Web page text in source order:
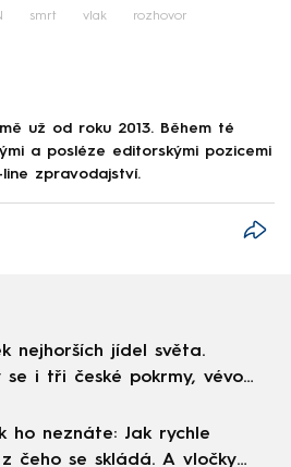
smrt vlak rozhovor
už od roku 2013. Během té
a posléze editorskými pozicemi
zpravodajství.
nejhorších jídel světa.
se i tři české pokrmy, vévodí
ho neznáte: Jak rychle
čeho se skládá. A vločky